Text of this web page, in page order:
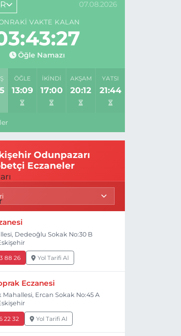
07.08.2026
VAKTE KALAN
Öğle Namazı
ÖĞLE
13:09
İKINDI
17:00
AKŞAM
20:12
YATSI
21:44
Odunpazarı
Eczaneler
Dedeoğlu Sokak No:30 B
88 26 Yol Tarifi Al
Eczanesi
Mahallesi, Ercan Sokak No:45 A
22 32 Yol Tarifi Al